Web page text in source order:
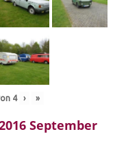
4 › »
September